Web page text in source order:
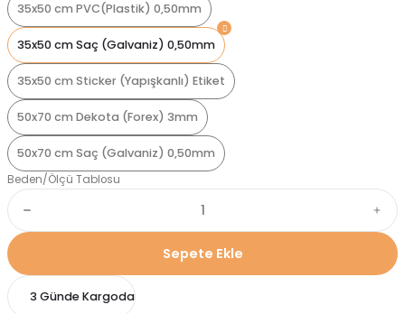
35x50 cm PVC(Plastik) 0,50mm
35x50 cm Saç (Galvaniz) 0,50mm
35x50 cm Sticker (Yapışkanlı) Etiket
50x70 cm Dekota (Forex) 3mm
50x70 cm Saç (Galvaniz) 0,50mm
Beden/Ölçü Tablosu
Sepete Ekle
3 Günde Kargoda